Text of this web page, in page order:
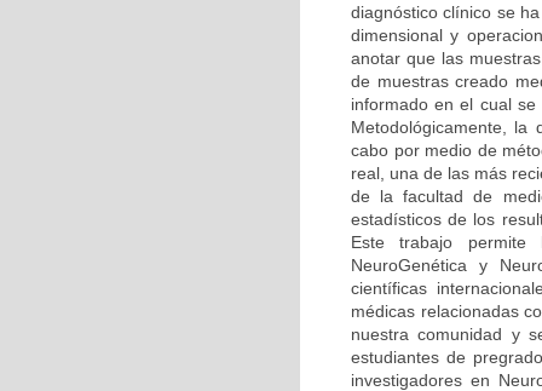
diagnóstico clínico se
dimensional y
anotar que las
de muestras creado
informado en el cual
Metodológicamente, la
cabo por medio de
real, una de las más
de la facultad de
estadísticos de los
Este trabajo permite
NeuroGenética y
científicas
médicas relacionadas
nuestra comunidad y
estudiantes de
investigadores en